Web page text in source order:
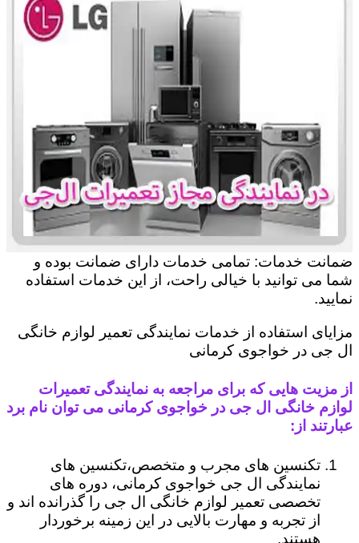
ضمانت خدمات: تمامی خدمات دارای ضمانت بوده و
شما می توانید با خیالی راحت، از این خدمات استفاده
نمایید.
مزایای استفاده از خدمات نمایندگی تعمیر لوازم خانگی
ال جی در خواجوی کرمانی
از مزیت هایی که برای مراجعه به نمایندگی تعمیرات
لوازم خانگی ال جی در خواجوی کرمانی می توان نام برد
عبارتند از:
تکنسین های مجرب و متخصص،تکنسین های
نمایندگی ال جی خواجوی کرمانی، دوره های
تخصصی تعمیر لوازم خانگی ال جی را گذرانده اند و
از تجربه و مهارت بالایی در این زمینه برخوردار
هستند.